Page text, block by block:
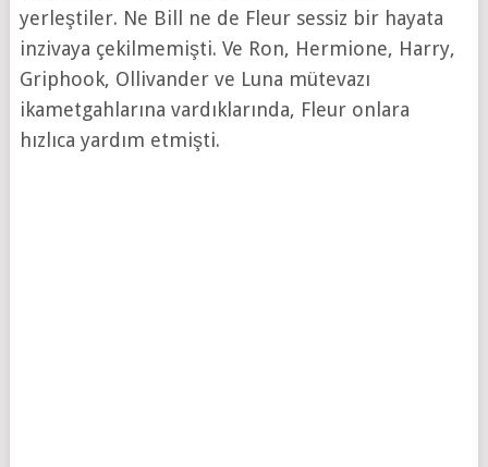
yerleştiler. Ne Bill ne de Fleur sessiz bir hayata
inzivaya çekilmemişti. Ve Ron, Hermione, Harry,
Griphook, Ollivander ve Luna mütevazı
ikametgahlarına vardıklarında, Fleur onlara
hızlıca yardım etmişti.